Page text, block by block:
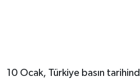
10 Ocak, Türkiye basın